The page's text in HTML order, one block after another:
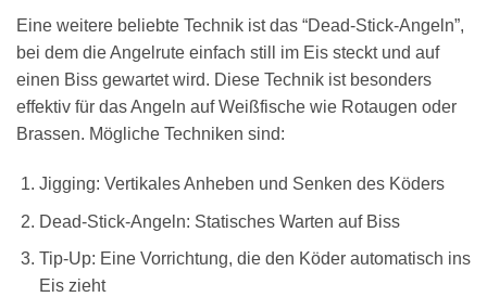
Eine weitere beliebte Technik ist das “Dead-Stick-Angeln”,
bei dem die Angelrute einfach still im Eis steckt und auf
einen Biss gewartet wird. Diese Technik ist besonders
effektiv für das Angeln auf Weißfische wie Rotaugen oder
Brassen. Mögliche Techniken sind:
Jigging: Vertikales Anheben und Senken des Köders
Dead-Stick-Angeln: Statisches Warten auf Biss
Tip-Up: Eine Vorrichtung, die den Köder automatisch ins
Eis zieht